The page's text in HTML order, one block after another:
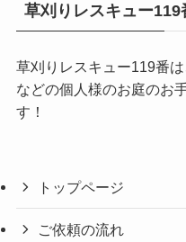
草刈りレスキュー119
草刈りレスキュー119番
などの個人様のお庭のお
す！
トップページ
ご依頼の流れ